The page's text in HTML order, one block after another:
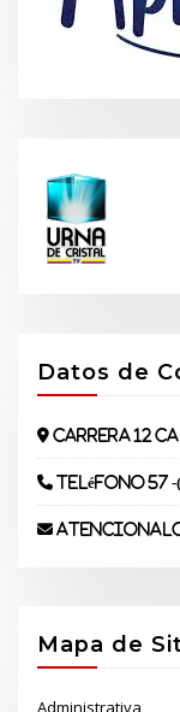
Datos de
Carrera 12
Teléfono 57 -
Mapa de
Administrativa